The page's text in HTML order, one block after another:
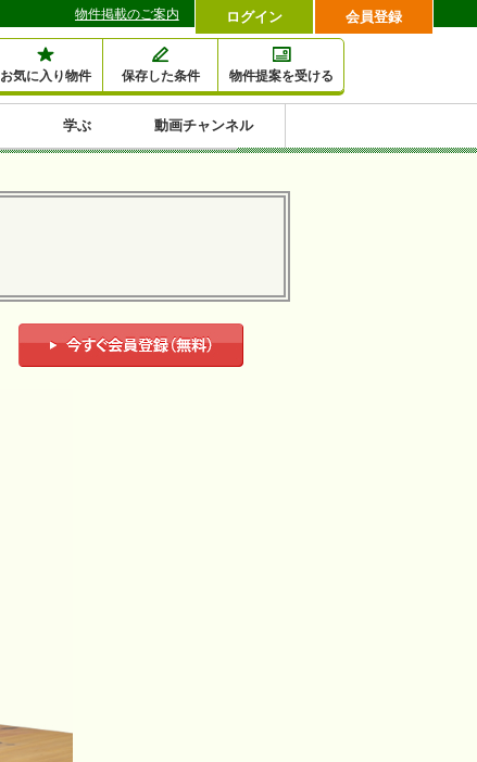
お気に入り物件 保存した条件 物件提案を受ける
学ぶ 動画チャンネル
ログイン 会員登録
物件掲載のご案内